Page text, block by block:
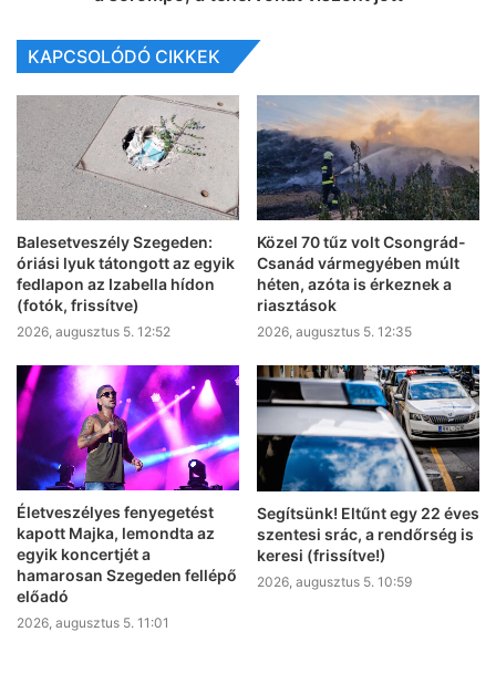
KAPCSOLÓDÓ CIKKEK
Balesetveszély Szegeden:
óriási lyuk tátongott az egyik
fedlapon az Izabella hídon
(fotók, frissítve)
2026, augusztus 5. 12:52
Közel 70 tűz volt Csongrád-
Csanád vármegyében múlt
héten, azóta is érkeznek a
riasztások
2026, augusztus 5. 12:35
Életveszélyes fenyegetést
kapott Majka, lemondta az
egyik koncertjét a
hamarosan Szegeden fellépő
előadó
2026, augusztus 5. 11:01
Segítsünk! Eltűnt egy 22 éves
szentesi srác, a rendőrség is
keresi (frissítve!)
2026, augusztus 5. 10:59